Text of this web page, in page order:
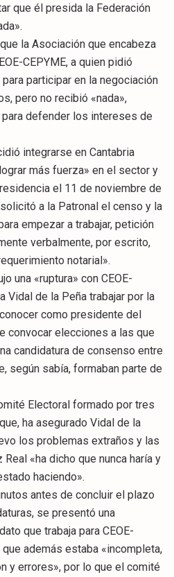
que él presida la Federación
la Asociación que encabeza
CEPYME, a quien pidió
participar en la negociación
pero no recibió «nada»,
defender los intereses de
integrarse en Cantabria
más fuerza» en el sector y
el 11 de noviembre de
a la Patronal el censo y la
empezar a trabajar, petición
verbalmente, por escrito,
notarial».
una «ruptura» con CEOE-
Vidal de la Peña trabajar por la
como presidente del
convocar elecciones a las que
candidatura de consenso entre
según sabía, formaban parte de
Electoral formado por tres
ha asegurado Vidal de la
los problemas extraños y las
«ha dicho que nunca haría y
haciendo».
antes de concluir el plazo
se presentó una
que trabaja para CEOE-
que además estaba «incompleta,
y errores», por lo que el comité